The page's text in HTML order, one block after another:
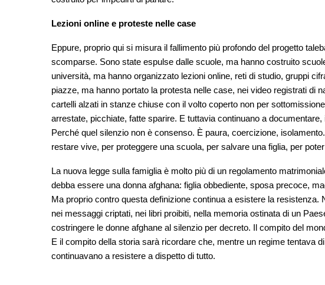
Lezioni online e proteste nelle case
Eppure, proprio qui si misura il fallimento più profondo del progetto
scomparse. Sono state espulse dalle scuole, ma hanno costruito
università, ma hanno organizzato lezioni online, reti di studio, gruppi
piazze, ma hanno portato la protesta nelle case, nei video registrati di
cartelli alzati in stanze chiuse con il volto coperto non per
arrestate, picchiate, fatte sparire. E tuttavia continuano a
Perché quel silenzio non è consenso. È paura, coercizione,
restare vive, per proteggere una scuola, per salvare una figlia, per
La nuova legge sulla famiglia è molto più di un regolamento
debba essere una donna afghana: figlia obbediente, sposa precoce,
Ma proprio contro questa definizione continua a esistere la resistenza.
nei messaggi criptati, nei libri proibiti, nella memoria ostinata di un
costringere le donne afghane al silenzio per decreto. Il compito del
E il compito della storia sarà ricordare che, mentre un regime tentava
continuavano a resistere a dispetto di tutto.